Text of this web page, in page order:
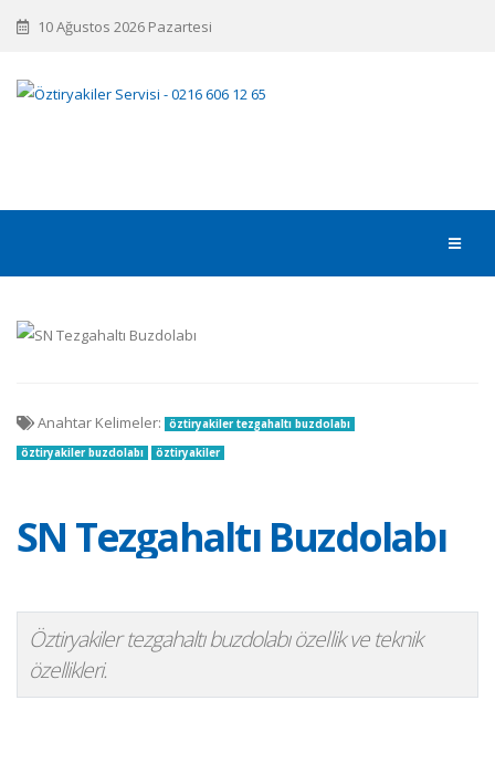
10 Ağustos 2026 Pazartesi
SN Tezgahaltı Buzdolabı
Öztiryakiler tezgahaltı buzdolabı özellik ve teknik
özellikleri.
Anahtar Kelimeler:
öztiryakiler tezgahaltı buzdolabı
öztiryakiler buzdolabı
öztiryakiler